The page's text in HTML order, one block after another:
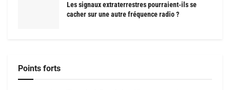
Les signaux extraterrestres pourraient-ils se
cacher sur une autre fréquence radio ?
Points forts